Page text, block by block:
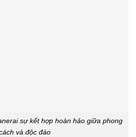
sự kết hợp hoàn hảo giữa phong
và độc đáo